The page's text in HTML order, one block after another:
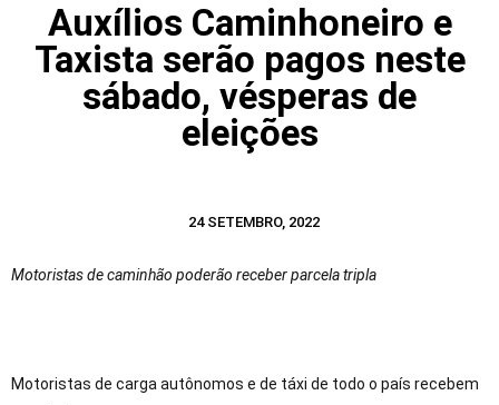
Auxílios Caminhoneiro e
Taxista serão pagos neste
sábado, vésperas de
eleições
24 SETEMBRO, 2022
Motoristas de caminhão poderão receber parcela tripla
Motoristas de carga autônomos e de táxi de todo o país recebem